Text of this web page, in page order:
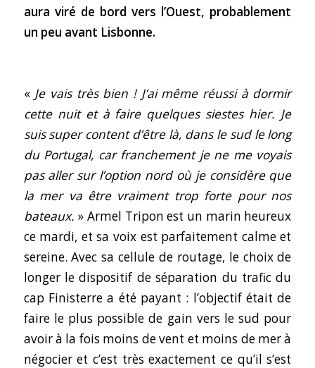
aura viré de bord vers l’Ouest, probablement
un peu avant Lisbonne.
« Je vais très bien ! J’ai même réussi à dormir
cette nuit et à faire quelques siestes hier. Je
suis super content d’être là, dans le sud le long
du Portugal, car franchement je ne me voyais
pas aller sur l’option nord où je considère que
la mer va être vraiment trop forte pour nos
bateaux. » Armel Tripon est un marin heureux
ce mardi, et sa voix est parfaitement calme et
sereine. Avec sa cellule de routage, le choix de
longer le dispositif de séparation du trafic du
cap Finisterre a été payant : l’objectif était de
faire le plus possible de gain vers le sud pour
avoir à la fois moins de vent et moins de mer à
négocier et c’est très exactement ce qu’il s’est